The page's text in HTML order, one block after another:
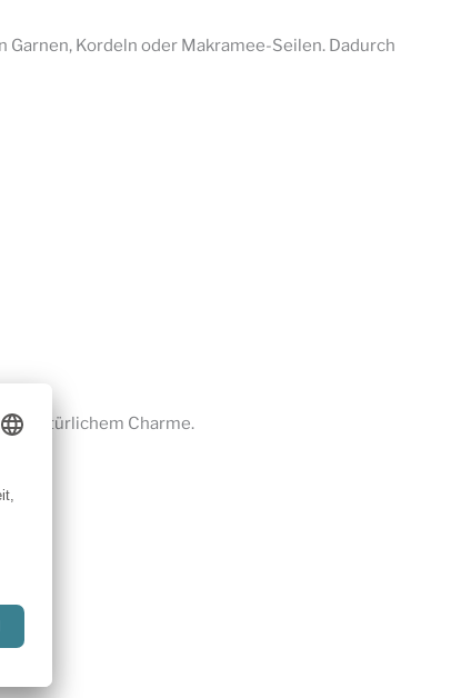
Kordeln oder Makramee-Seilen. Dadurch
natürlichem Charme.